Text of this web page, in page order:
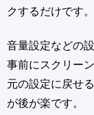
クするだけです。
音量設定などの
事前にスクリー
元の設定に戻せ
が後が楽です。